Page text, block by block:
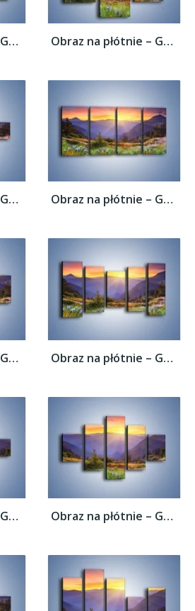
Obraz na płótnie – Góry o zachodzie słońca... Obraz na płótnie – Góry o zachodzie słońca...
Obraz na płótnie – Góry o zachodzie słońca... Obraz na płótnie – Góry o zachodzie słońca...
Obraz na płótnie – Góry o zachodzie słońca... Obraz na płótnie – Góry o zachodzie słońca...
Obraz na płótnie – Góry o zachodzie słońca... Obraz na płótnie – Góry o zachodzie słońca...